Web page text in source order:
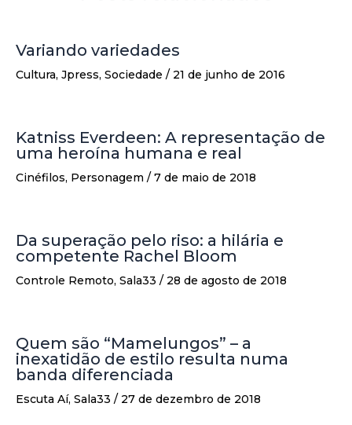
Variando variedades
Cultura, Jpress, Sociedade / 21 de junho de 2016
Katniss Everdeen: A representação de
uma heroína humana e real
Cinéfilos, Personagem / 7 de maio de 2018
Da superação pelo riso: a hilária e
competente Rachel Bloom
Controle Remoto, Sala33 / 28 de agosto de 2018
Quem são “Mamelungos” – a
inexatidão de estilo resulta numa
banda diferenciada
Escuta Aí, Sala33 / 27 de dezembro de 2018